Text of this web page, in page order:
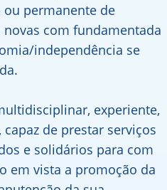
permanente de
com fundamentada
independência se
experiente,
de prestar serviços
e solidários para com
em vista a promoção da